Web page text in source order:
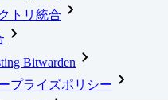
トリ統合
Bitwarden
プライズポリシー